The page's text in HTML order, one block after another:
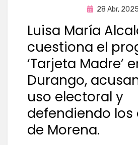
por
Publicada
28 Abr, 2025
Luisa María
cuestiona el
‘Tarjeta Madre’
Durango,
uso electoral y
defendiendo los
de Morena.